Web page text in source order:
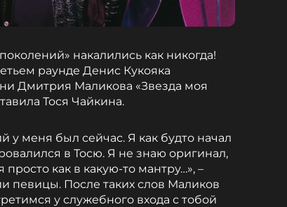
накалились как никогда!
раунде Денис Кукояка
Дмитрия Маликова «Звезда моя
Тося Чайкина.
у меня был сейчас. Я как будто начал
в Тосю. Я не знаю оригинал,
как в какую-то мантру…», –
певицы. После таких слов Маликов
у служебного входа с тобой